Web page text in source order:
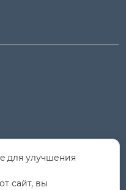
для улучшения
сайт, вы